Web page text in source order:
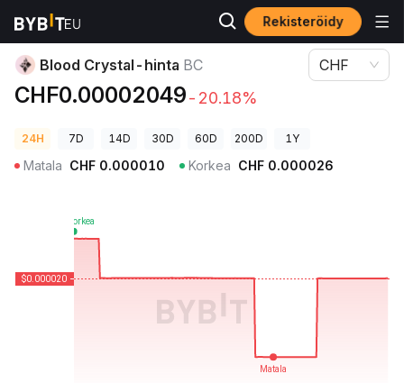
Rekisteröidy
Kryptohinnat
Blood Crystal-hinta BC
CHF0.00002049-20.18%
CHF
24H 7D 14D 30D 60D 200D 1Y
Matala CHF 0.000010 Korkea CHF 0.000026